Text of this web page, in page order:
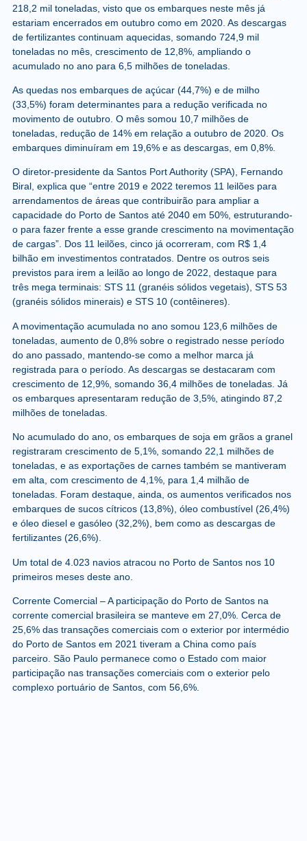
218,2 mil toneladas, visto que os embarques neste mês já
estariam encerrados em outubro como em 2020. As descargas
de fertilizantes continuam aquecidas, somando 724,9 mil
toneladas no mês, crescimento de 12,8%, ampliando o
acumulado no ano para 6,5 milhões de toneladas.
As quedas nos embarques de açúcar (44,7%) e de milho
(33,5%) foram determinantes para a redução verificada no
movimento de outubro. O mês somou 10,7 milhões de
toneladas, redução de 14% em relação a outubro de 2020. Os
embarques diminuíram em 19,6% e as descargas, em 0,8%.
O diretor-presidente da Santos Port Authority (SPA), Fernando
Biral, explica que “entre 2019 e 2022 teremos 11 leilões para
arrendamentos de áreas que contribuirão para ampliar a
capacidade do Porto de Santos até 2040 em 50%, estruturando-
o para fazer frente a esse grande crescimento na movimentação
de cargas”. Dos 11 leilões, cinco já ocorreram, com R$ 1,4
bilhão em investimentos contratados. Dentre os outros seis
previstos para irem a leilão ao longo de 2022, destaque para
três mega terminais: STS 11 (granéis sólidos vegetais), STS 53
(granéis sólidos minerais) e STS 10 (contêineres).
A movimentação acumulada no ano somou 123,6 milhões de
toneladas, aumento de 0,8% sobre o registrado nesse período
do ano passado, mantendo-se como a melhor marca já
registrada para o período. As descargas se destacaram com
crescimento de 12,9%, somando 36,4 milhões de toneladas. Já
os embarques apresentaram redução de 3,5%, atingindo 87,2
milhões de toneladas.
No acumulado do ano, os embarques de soja em grãos a granel
registraram crescimento de 5,1%, somando 22,1 milhões de
toneladas, e as exportações de carnes também se mantiveram
em alta, com crescimento de 4,1%, para 1,4 milhão de
toneladas. Foram destaque, ainda, os aumentos verificados nos
embarques de sucos cítricos (13,8%), óleo combustível (26,4%)
e óleo diesel e gasóleo (32,2%), bem como as descargas de
fertilizantes (26,6%).
Um total de 4.023 navios atracou no Porto de Santos nos 10
primeiros meses deste ano.
Corrente Comercial– A participação do Porto de Santos na
corrente comercial brasileira se manteve em 27,0%. Cerca de
25,6% das transações comerciais com o exterior por intermédio
do Porto de Santos em 2021 tiveram a China como país
parceiro. São Paulo permanece como o Estado com maior
participação nas transações comerciais com o exterior pelo
complexo portuário de Santos, com 56,6%.